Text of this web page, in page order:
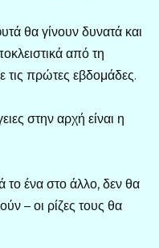
θα γίνουν δυνατά και
από τη
τις πρώτες εβδομάδες.
στην αρχή είναι η
ένα στο άλλο, δεν θα
– οι ρίζες τους θα